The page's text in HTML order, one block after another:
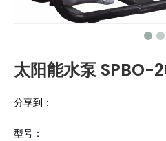
太阳能水泵
分享到：
型号：